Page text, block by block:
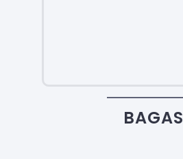
BAGAS